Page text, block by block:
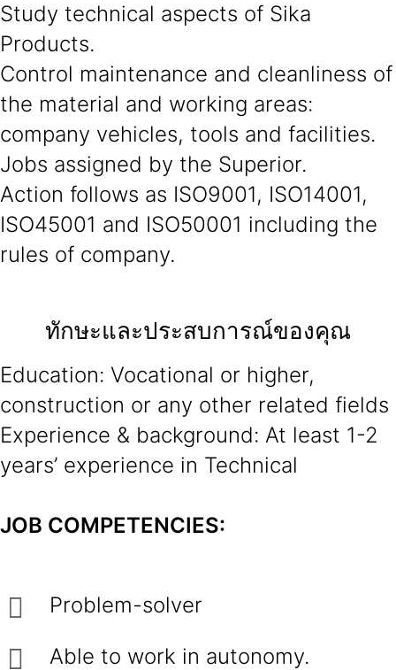
Study technical aspects of Sika
Products.
Control maintenance and cleanliness of
the material and working areas:
company vehicles, tools and facilities.
Jobs assigned by the Superior.
Action follows as ISO9001, ISO14001,
ISO45001 and ISO50001 including the
rules of company.
ทักษะและประสบการณ์ของคุณ
Education: Vocational or higher,
construction or any other related fields
Experience & background: At least 1-2
years’ experience in Technical
JOB COMPETENCIES:
Problem-solver
Able to work in autonomy.